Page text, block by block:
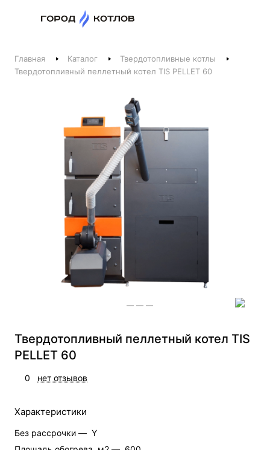
Телефоны
Котлы и отопление
+375 44 521-06-41
Печи, камины, бани
Заказать звонок
Главная Каталог
Твердотопливные котлы
Твердотопливный пеллетный котел TIS PELLET 60
Твердотопливный пеллетный котел TIS
PELLET 60
0 нет отзывов
Характеристики
Без рассрочки — Y